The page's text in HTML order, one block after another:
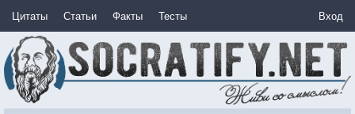
Цитаты Статьи Факты Тесты Вход